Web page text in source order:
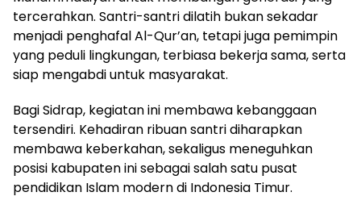
tercerahkan. Santri-santri dilatih bukan sekadar
menjadi penghafal Al-Qur’an, tetapi juga pemimpin
yang peduli lingkungan, terbiasa bekerja sama, serta
siap mengabdi untuk masyarakat.
Bagi Sidrap, kegiatan ini membawa kebanggaan
tersendiri. Kehadiran ribuan santri diharapkan
membawa keberkahan, sekaligus meneguhkan
posisi kabupaten ini sebagai salah satu pusat
pendidikan Islam modern di Indonesia Timur.